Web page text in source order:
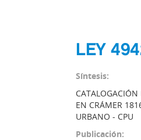
LEY
Síntesis:
EN CRÁMER
URBANO - CPU
Publicación: